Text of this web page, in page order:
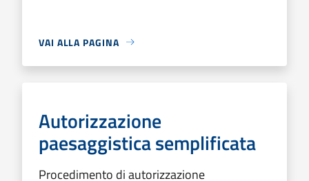
VAI ALLA PAGINA
Autorizzazione
paesaggistica semplificata
Procedimento di autorizzazione